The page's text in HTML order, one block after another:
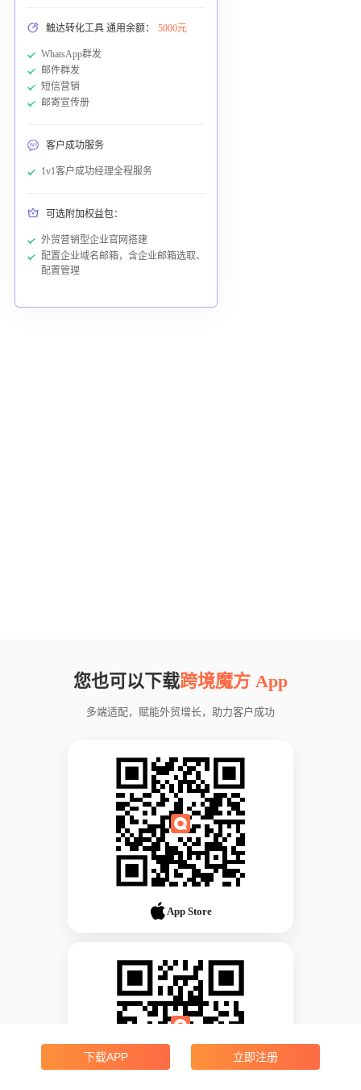
触达转化工具 通用余额： 5000元
WhatsApp群发
邮件群发
短信营销
邮寄宣传册
客户成功服务
1v1客户成功经理全程服务
可选附加权益包：
外贸营销型企业官网搭建
配置企业域名邮箱，含企业邮箱选取、
配置管理
您也可以下载跨境魔方 App
多端适配，赋能外贸增长，助力客户成功
App Store
下载APP 立即注册